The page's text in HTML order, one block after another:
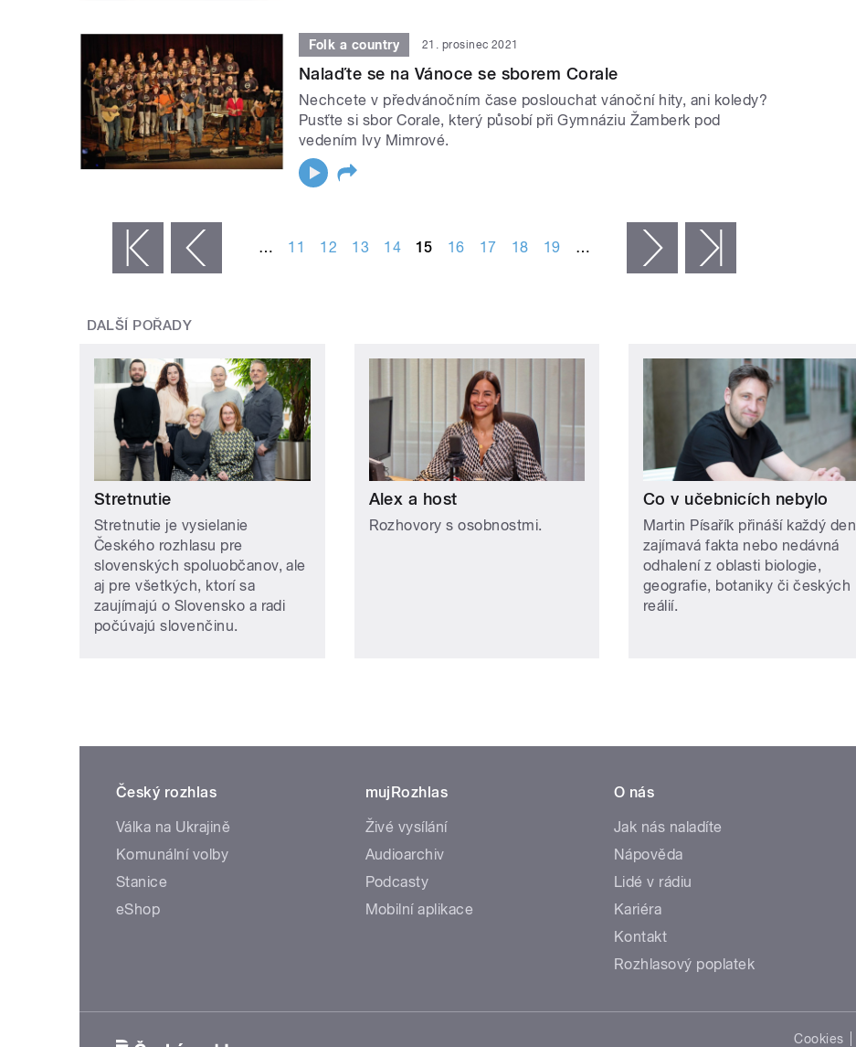
Folk a country 21. prosinec 2021
Nalaďte se na Vánoce se sborem Corale
Nechcete v předvánočním čase poslouchat vánoční hity, ani koledy?
Pusťte si sbor Corale, který působí při Gymnáziu Žamberk pod
vedením Ivy Mimrové.
‹ předchozí … 11 12 13 14 15 16 17 18 19 … následující ›
DALŠÍ POŘADY
Stretnutie
Stretnutie je vysielanie
Českého rozhlasu pre
slovenských spoluobčanov, ale
aj pre všetkých, ktorí sa
zaujímajú o Slovensko a radi
počúvajú slovenčinu.
Alex a host
Rozhovory s osobnostmi.
Co v učebnicích nebylo
Martin Písařík přináší každý den
zajímavá fakta nebo nedávná
odhalení z oblasti biologie,
geografie, botaniky či českých
reálií.
Český rozhlas
Válka na Ukrajině
Komunální volby
Stanice
eShop
mujRozhlas
Živé vysílání
Audioarchiv
Podcasty
Mobilní aplikace
O nás
Jak nás naladíte
Nápověda
Lidé v rádiu
Kariéra
Kontakt
Rozhlasový poplatek
Cookies